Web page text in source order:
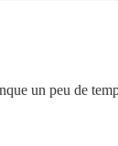
un peu de